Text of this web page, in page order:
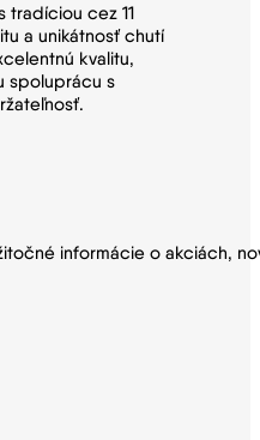
tradíciou cez 11
a unikátnosť chutí
kvalitu,
spoluprácu s
informácie o akciách,